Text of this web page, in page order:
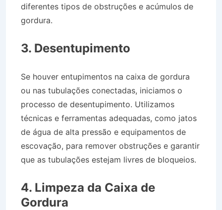
diferentes tipos de obstruções e acúmulos de
gordura.
3. Desentupimento
Se houver entupimentos na caixa de gordura
ou nas tubulações conectadas, iniciamos o
processo de desentupimento. Utilizamos
técnicas e ferramentas adequadas, como jatos
de água de alta pressão e equipamentos de
escovação, para remover obstruções e garantir
que as tubulações estejam livres de bloqueios.
4. Limpeza da Caixa de
Gordura